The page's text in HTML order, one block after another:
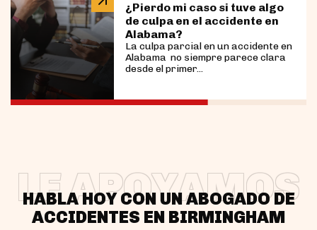
¿Pierdo mi caso si tuve algo
de culpa en el accidente en
Alabama?
La culpa parcial en un accidente en
Alabama no siempre parece clara
desde el primer...
HABLA HOY CON UN ABOGADO DE
ACCIDENTES EN BIRMINGHAM
LE APOYAMOS